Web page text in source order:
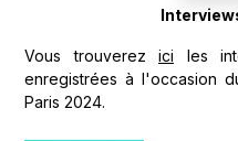
Vous trouverez ici les
enregistrées à l'occasion
Paris 2024.